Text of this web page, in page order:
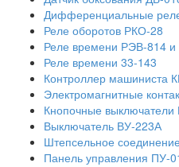
Дифференциальные
Реле оборотов РКО-28
Реле времени РЭВ-814
Реле времени 33-143
Контроллер машиниста
Электромагнитные
Кнопочные выключатели
Выключатель ВУ-223А
Штепсельное
Панель управления ПУ-